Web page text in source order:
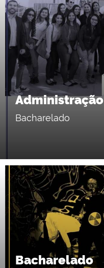
Administração
Bacharelado
Bacharelado